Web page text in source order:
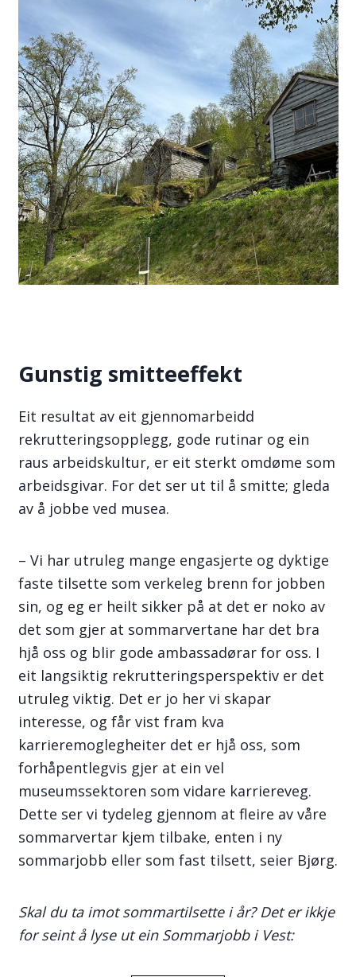
Gunstig smitteeffekt
Eit resultat av eit gjennomarbeidd
rekrutteringsopplegg, gode rutinar og ein
raus arbeidskultur, er eit sterkt omdøme som
arbeidsgivar. For det ser ut til å smitte; gleda
av å jobbe ved musea.
– Vi har utruleg mange engasjerte og dyktige
faste tilsette som verkeleg brenn for jobben
sin, og eg er heilt sikker på at det er noko av
det som gjer at sommarvertane har det bra
hjå oss og blir gode ambassadørar for oss. I
eit langsiktig rekrutteringsperspektiv er det
utruleg viktig. Det er jo her vi skapar
interesse, og får vist fram kva
karrieremoglegheiter det er hjå oss, som
forhåpentlegvis gjer at ein vel
museumssektoren som vidare karriereveg.
Dette ser vi tydeleg gjennom at fleire av våre
sommarvertar kjem tilbake, enten i ny
sommarjobb eller som fast tilsett, seier Bjørg.
Skal du ta imot sommartilsette i år? Det er ikkje
for seint å lyse ut ein Sommarjobb i Vest: